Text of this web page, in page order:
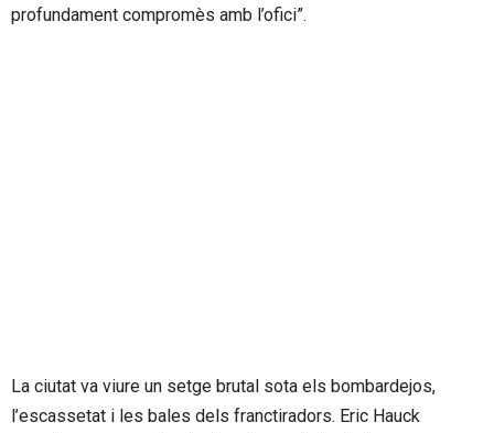
profundament compromès amb l’ofici”.
La ciutat va viure un setge brutal sota els bombardejos,
l’escassetat i les bales dels franctiradors. Eric Hauck